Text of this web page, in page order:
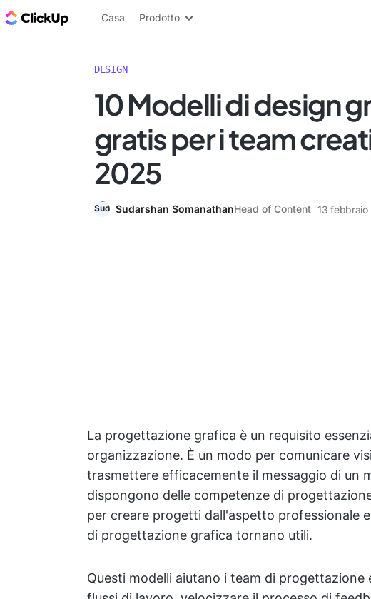
Blog di ClickUp
Casa Prodotto
DESIGN
10 Modelli di design
gratis per i team
2025
Sudarshan SomanathanHead of Content 13
La progettazione grafica è un requisito
organizzazione. È un modo per comunicare
trasmettere efficacemente il messaggio di un
dispongono delle competenze di
per creare progetti dall'aspetto professionale
di progettazione grafica tornano utili.
Questi modelli aiutano i team di